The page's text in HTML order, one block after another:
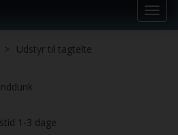
Udstyr til tagtelte
1-3 dage